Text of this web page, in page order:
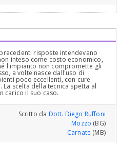
risposte intendevano
inteso come costo economico,
l'impianto non compromette gli
a volte nasce dall'uso di
poco eccellenti, con cure
scelta della tecnica spetta al
carico il suo caso.
Scritto da Dott. Diego Ruffoni
Mozzo (BG)
Carnate (MB)